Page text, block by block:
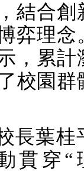
結合創
弈理念
，累計
校園群
長葉桂
貫穿“